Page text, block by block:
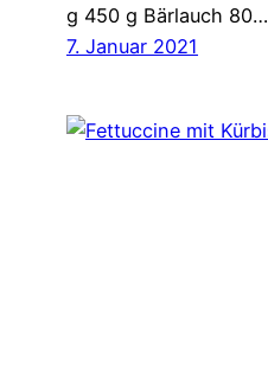
g 450 g Bärlauch 80…
7. Januar 2021